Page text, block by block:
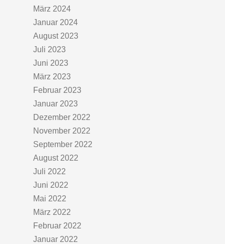
März 2024
Januar 2024
August 2023
Juli 2023
Juni 2023
März 2023
Februar 2023
Januar 2023
Dezember 2022
November 2022
September 2022
August 2022
Juli 2022
Juni 2022
Mai 2022
März 2022
Februar 2022
Januar 2022